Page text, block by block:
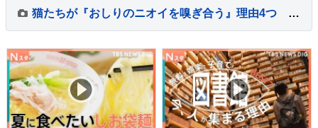
猫たちが『おしりのニオイを嗅ぎ合う』理由4つ 何を確かめているの？行動が持つ意味を解説